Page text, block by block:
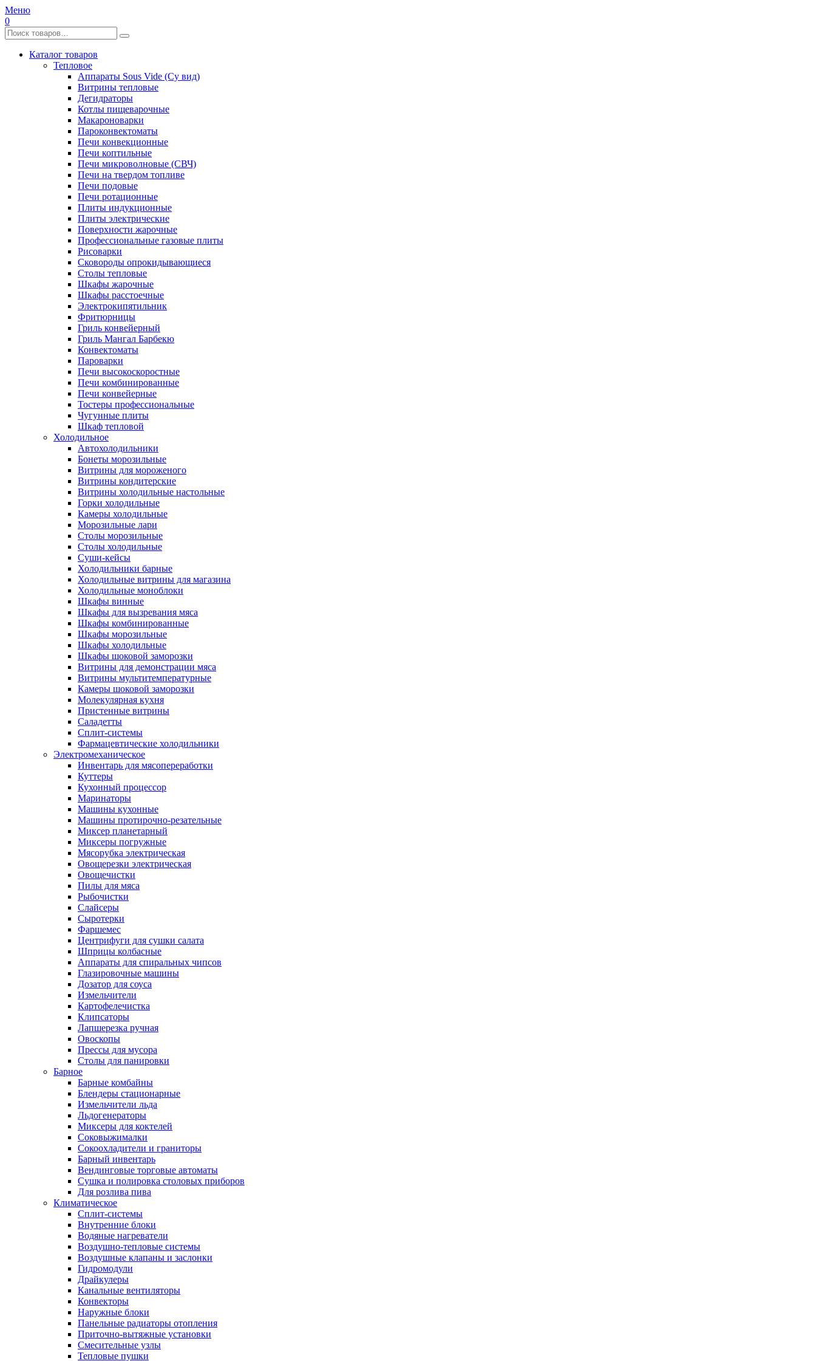
Меню
0
Каталог товаров
Тепловое
Аппараты Sous Vide (Су вид)
Витрины тепловые
Дегидраторы
Котлы пищеварочные
Макароноварки
Пароконвектоматы
Печи конвекционные
Печи коптильные
Печи микроволновые (СВЧ)
Печи на твердом топливе
Печи подовые
Печи ротационные
Плиты индукционные
Плиты электрические
Поверхности жарочные
Профессиональные газовые плиты
Рисоварки
Сковороды опрокидывающиеся
Столы тепловые
Шкафы жарочные
Шкафы расстоечные
Электрокипятильник
Фритюрницы
Гриль конвейерный
Гриль Мангал Барбекю
Конвектоматы
Пароварки
Печи высокоскоростные
Печи комбинированные
Печи конвейерные
Тостеры профессиональные
Чугунные плиты
Шкаф тепловой
Холодильное
Автохолодильники
Бонеты морозильные
Витрины для мороженого
Витрины кондитерские
Витрины холодильные настольные
Горки холодильные
Камеры холодильные
Морозильные лари
Столы морозильные
Столы холодильные
Суши-кейсы
Холодильники барные
Холодильные витрины для магазина
Холодильные моноблоки
Шкафы винные
Шкафы для вызревания мяса
Шкафы комбинированные
Шкафы морозильные
Шкафы холодильные
Шкафы шоковой заморозки
Витрины для демонстрации мяса
Витрины мультитемпературные
Камеры шоковой заморозки
Молекулярная кухня
Пристенные витрины
Саладетты
Сплит-системы
Фармацевтические холодильники
Электромеханическое
Инвентарь для мясопереработки
Куттеры
Кухонный процессор
Маринаторы
Машины кухонные
Машины протирочно-резательные
Миксер планетарный
Миксеры погружные
Мясорубка электрическая
Овощерезки электрическая
Овощечистки
Пилы для мяса
Рыбочистки
Слайсеры
Сыротерки
Фаршемес
Центрифуги для сушки салата
Шприцы колбасные
Аппараты для спиральных чипсов
Глазировочные машины
Дозатор для соуса
Измельчители
Картофелечистка
Клипсаторы
Лапшерезка ручная
Овоскопы
Прессы для мусора
Столы для панировки
Барное
Барные комбайны
Блендеры стационарные
Измельчители льда
Льдогенераторы
Миксеры для коктелей
Соковыжималки
Сокоохладители и граниторы
Барный инвентарь
Вендинговые торговые автоматы
Сушка и полировка столовых приборов
Для розлива пива
Климатическое
Сплит-системы
Внутренние блоки
Водяные нагреватели
Воздушно-тепловые системы
Воздушные клапаны и заслонки
Гидромодули
Драйкулеры
Канальные вентиляторы
Конвекторы
Наружные блоки
Панельные радиаторы отопления
Приточно-вытяжные установки
Смесительные узлы
Тепловые пушки